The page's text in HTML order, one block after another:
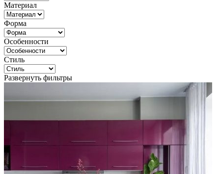
Материал
Форма
Особенности
Стиль
Развернуть фильтры